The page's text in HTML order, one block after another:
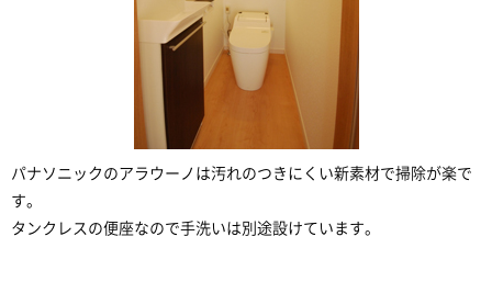
パナソニックのアラウーノは汚れのつきにくい新素材で掃除が楽で
す。
タンクレスの便座なので手洗いは別途設けています。